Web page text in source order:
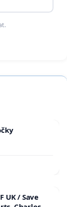
UK / Save